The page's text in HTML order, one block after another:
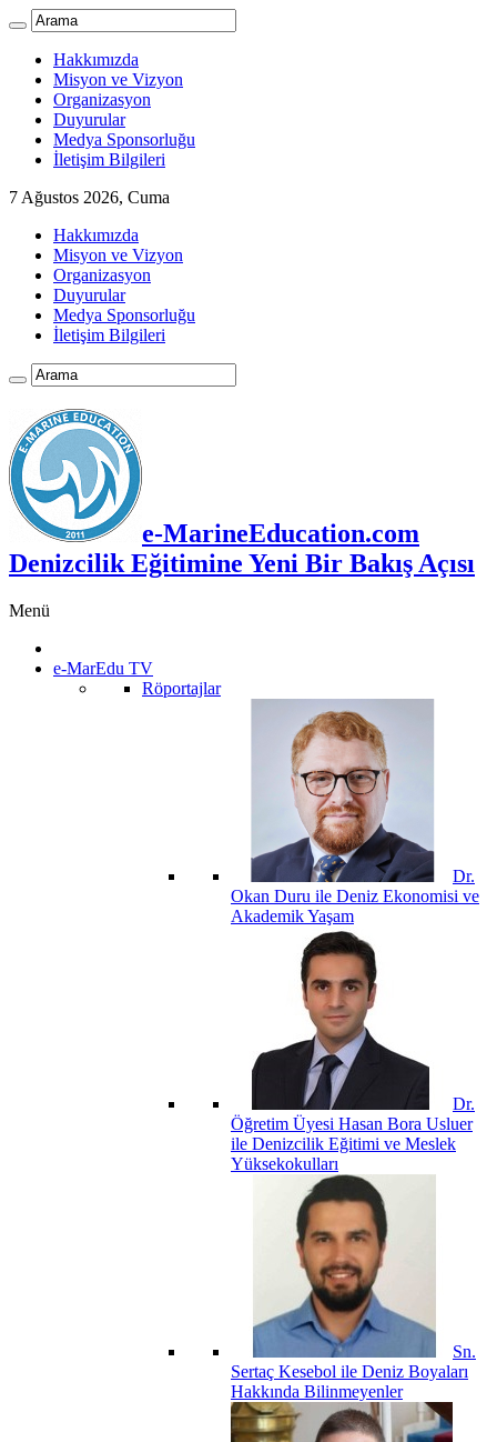
Hakkımızda
Misyon ve Vizyon
Organizasyon
Duyurular
Medya Sponsorluğu
İletişim Bilgileri
7 Ağustos 2026, Cuma
Hakkımızda
Misyon ve Vizyon
Organizasyon
Duyurular
Medya Sponsorluğu
İletişim Bilgileri
e-MarineEducation.com
Denizcilik Eğitimine Yeni Bir Bakış Açısı
Menü
e-MarEdu TV
Röportajlar
Dr.
Okan Duru ile Deniz Ekonomisi ve
Akademik Yaşam
Dr.
Öğretim Üyesi Hasan Bora Usluer
ile Denizcilik Eğitimi ve Meslek
Yüksekokulları
Sn.
Sertaç Kesebol ile Deniz Boyaları
Hakkında Bilinmeyenler